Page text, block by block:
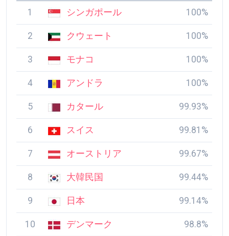
1 シンガポール 100%
2 クウェート 100%
3 モナコ 100%
4 アンドラ 100%
5 カタール 99.93%
6 スイス 99.81%
7 オーストリア 99.67%
8 大韓民国 99.44%
9 日本 99.14%
10 デンマーク 98.8%